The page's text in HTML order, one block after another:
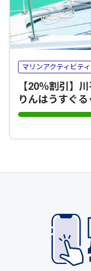
マリンアクティビティ
【20％割引】
りんはうすぐる